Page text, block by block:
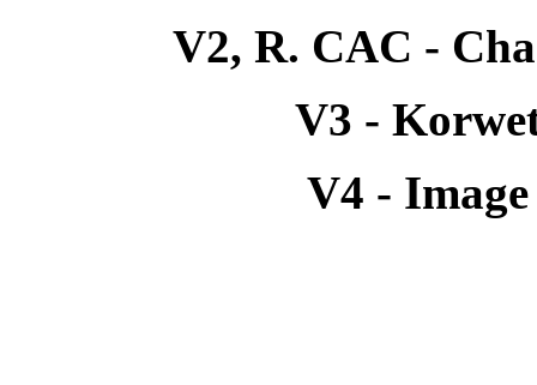
V2, R. CAC -
V3 -
V4 -